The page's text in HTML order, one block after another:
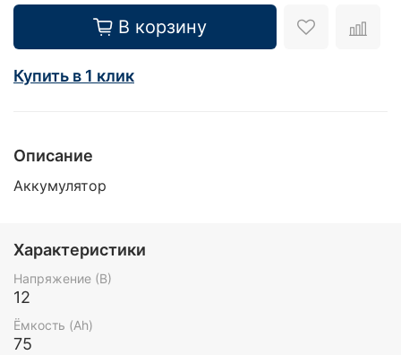
В корзину
Купить в 1 клик
Описание
Аккумулятор
Характеристики
Напряжение (В)
12
Ёмкость (Ah)
75